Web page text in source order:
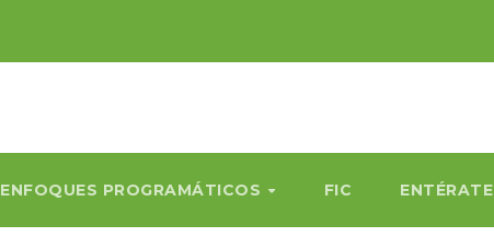
ENFOQUES PROGRAMÁTICOS FIC ENTÉRATE